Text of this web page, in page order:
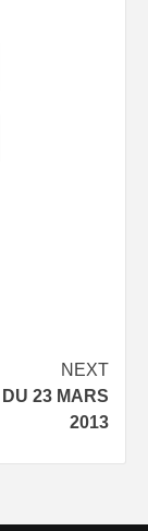
NEXT
23 MARS
2013